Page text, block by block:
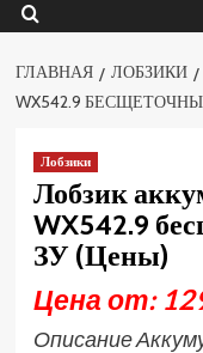
ГЛАВНАЯ ЛОБЗИКИ
WX542.9
Лобзики
Лобзик
WX542.9
ЗУ (Цены)
Цена от:
Описание